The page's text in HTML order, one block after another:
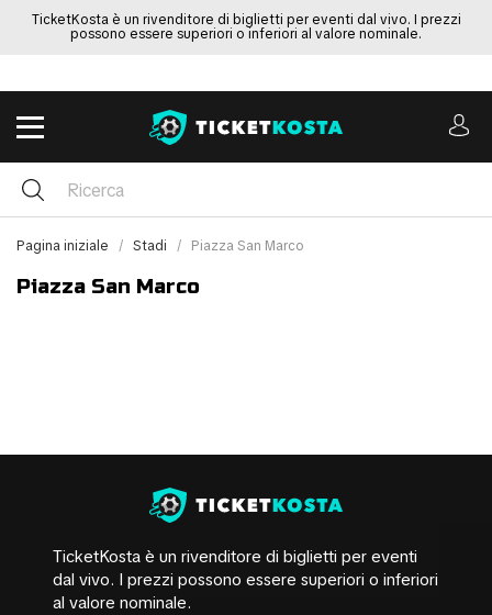
TicketKosta è un rivenditore di biglietti per eventi dal vivo. I prezzi
possono essere superiori o inferiori al valore nominale.
Pagina iniziale Stadi Piazza San Marco
Piazza San Marco
TicketKosta è un rivenditore di biglietti per eventi
dal vivo. I prezzi possono essere superiori o inferiori
al valore nominale.